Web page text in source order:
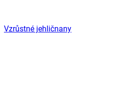
Vzrůstné jehličnany